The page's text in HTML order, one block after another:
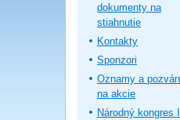
dokumenty na
stiahnutie
Kontakty
Sponzori
Oznamy a
na akcie
Národný kongres